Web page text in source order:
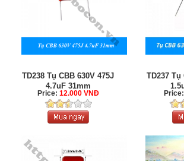
TD238 Tụ CBB 630V 475J
4.7uF 31mm
Price: 12.000 VNĐ
TD237 Tụ